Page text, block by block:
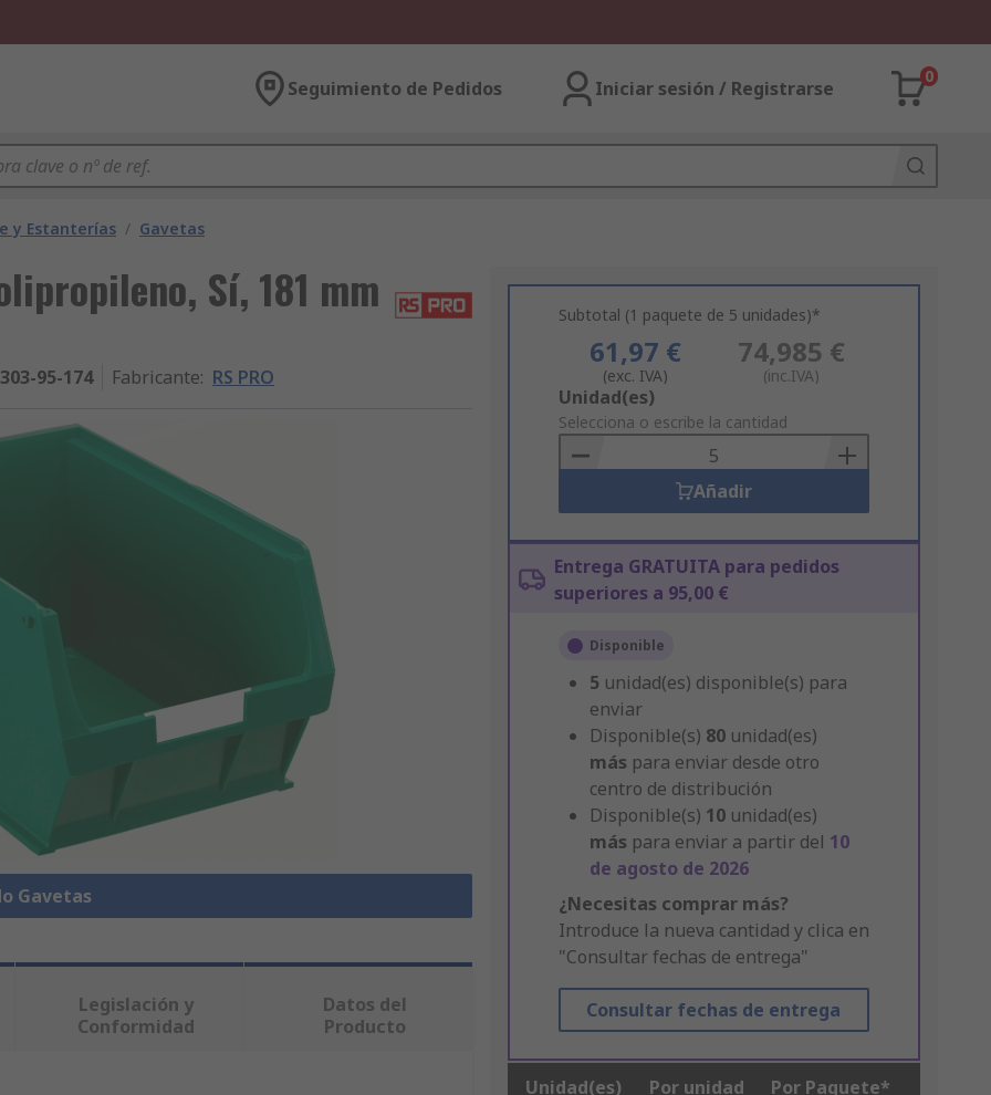
Seguimiento de Pedidos Iniciar sesión / Registrarse
0
y Estanterías / Gavetas
Sí, 181 mm
303-95-174 Fabricante: RS PRO
Gavetas
Subtotal (1 paquete de 5 unidades)*
61,97 €
(exc. IVA)
74,985 €
(inc.IVA)
Add
to
Basket
Unidad(es)
Selecciona o escribe la cantidad
Añadir
Entrega GRATUITA para pedidos
superiores a 95,00 €
Disponible
5 unidad(es) disponible(s) para
enviar
Disponible(s) 80 unidad(es)
más para enviar desde otro
centro de distribución
Disponible(s) 10 unidad(es)
más para enviar a partir del 10
de agosto de 2026
¿Necesitas comprar más?
Introduce la nueva cantidad y clica en
"Consultar fechas de entrega"
Consultar fechas de entrega
Unidad(es) Por unidad Por Paquete*
Legislación y
Conformidad
Datos del
Producto